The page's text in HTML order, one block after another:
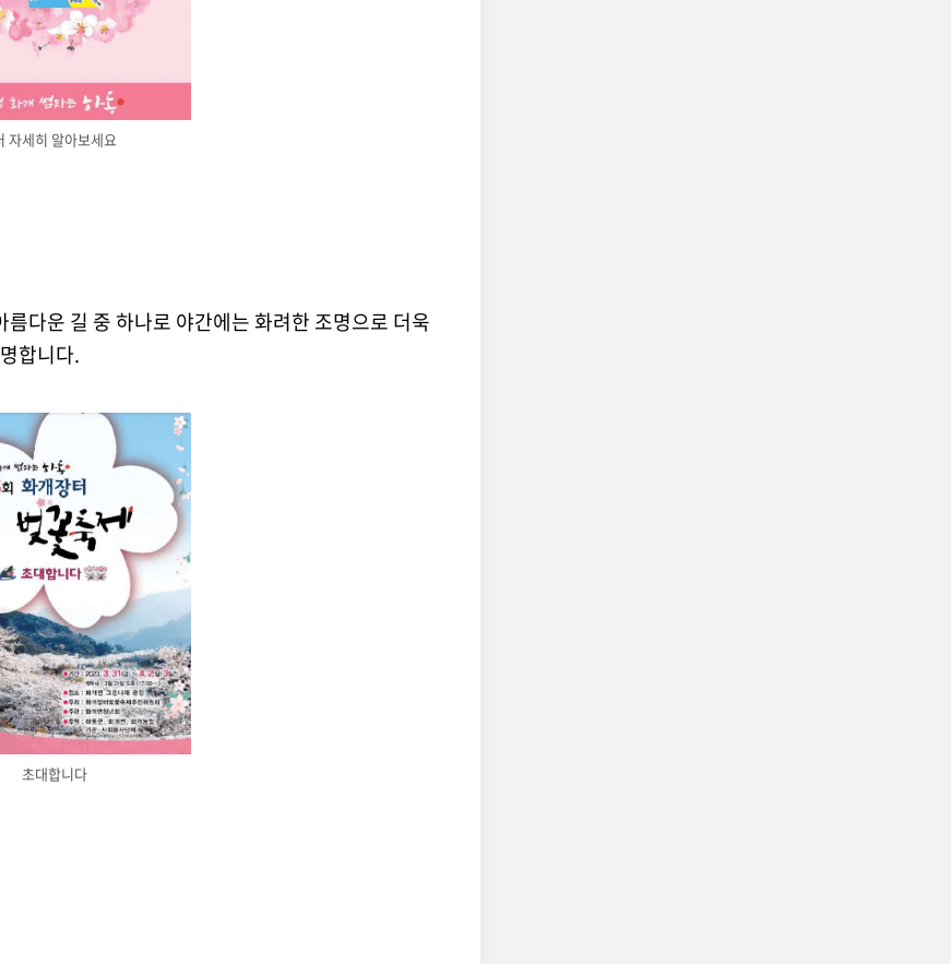
자세히 알아보세요
다운 길 중 하나로 야간에는 화려한 조명으로 더욱
합니다.
초대합니다